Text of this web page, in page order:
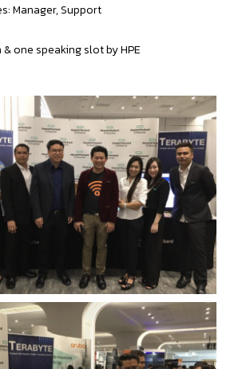
Manager, Support
& one speaking slot by HPE